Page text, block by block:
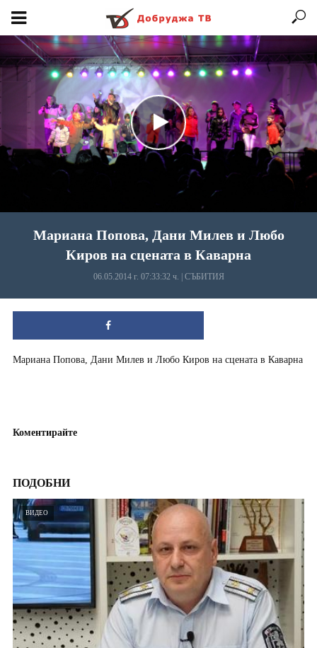
Мариана Попова, Дани Милев и Любо
Киров на сцената в Каварна
06.05.2014 г. 07:33:32 ч. СЪБИТИЯ
Мариана Попова, Дани Милев и Любо Киров на сцената в Каварна
Коментирайте
ПОДОБНИ
ВИДЕО